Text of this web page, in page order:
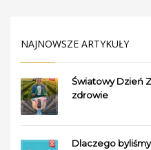
NAJNOWSZE ARTYKUŁY
Światowy Dzień
zdrowie
Dlaczego